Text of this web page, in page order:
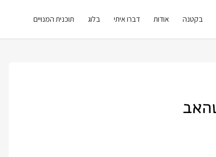
בקטנה אודות דברו איתי בלוג תוכנית המנויים